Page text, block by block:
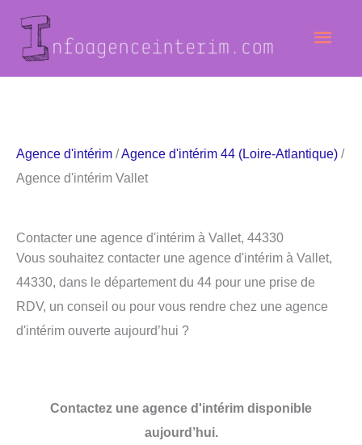
contenu
Agence d'intérim /Agence d'intérim 44 (Loire-Atlantique) /
Agence d'intérim Vallet
Contacter une agence d'intérim à Vallet, 44330
Vous souhaitez contacter une agence d'intérim à Vallet,
44330, dans le département du 44 pour une prise de
RDV, un conseil ou pour vous rendre chez une agence
d'intérim ouverte aujourd’hui ?
Contactez une agence d'intérim disponible
aujourd’hui.